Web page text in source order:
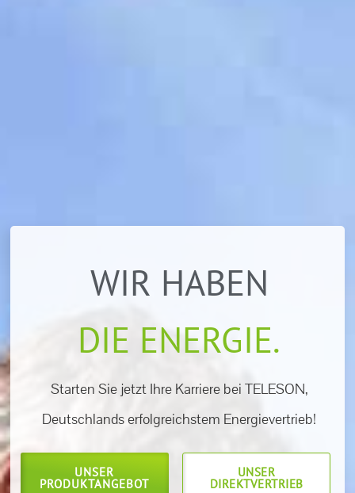
WIR HABEN
DIE ENERGIE.
Starten Sie jetzt Ihre Karriere bei TELESON,
Deutschlands erfolgreichstem Energievertrieb!
UNSER
PRODUKTANGEBOT
UNSER
DIREKTVERTRIEB